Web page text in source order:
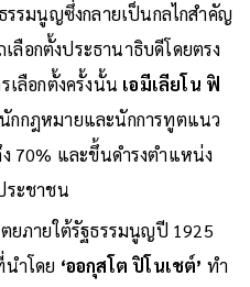
รรมนูญซึ่งกลายเป็นกลไกสำคัญ
ลือกตั้งประธานาธิบดีโดยตรง
เลือกตั้งครั้งนั้น เอมีเลียโน ฟิ
นักกฎหมายและนักการทูตแนว
70% และขึ้นดำรงตำแหน่ง
ระชาชน
ยภายใต้รัฐธรรมนูญปี 1925
ำโดย ‘ออกุสโต ปิโนเชต์’ ทำ